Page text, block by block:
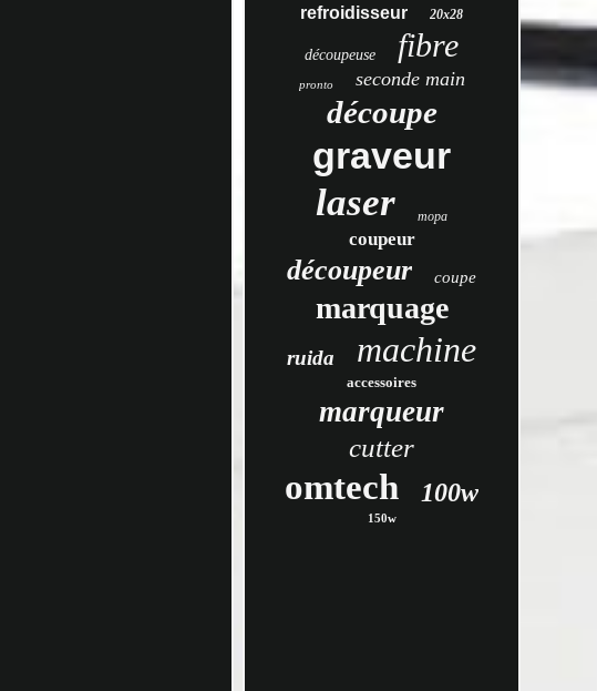
refroidisseur 20x28
découpeuse fibre
pronto seconde main
découpe
graveur
laser mopa
coupeur
découpeur coupe
marquage
ruida machine
accessoires
marqueur
cutter
omtech 100w
150w